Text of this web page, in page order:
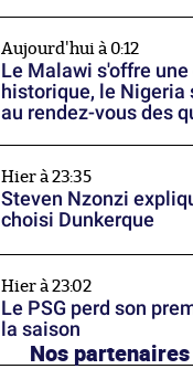
Aujourd'hui à 0:12
Le Malawi s'offre
historique, le Nigeria
au rendez-vous des
Hier à 23:35
Steven Nzonzi
choisi Dunkerque
Hier à 23:02
Le PSG perd son
la saison
Nos partenaires